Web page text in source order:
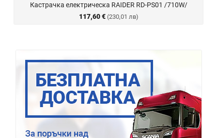
Кастрачка електрическа RAIDER RD-PS01 /710W/
117,60 € (230,01 лв)